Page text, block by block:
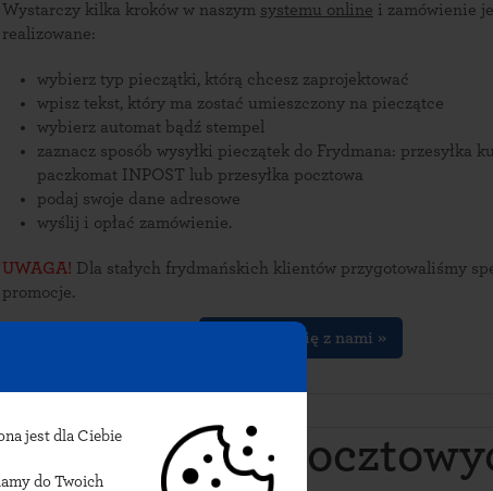
jest dla Ciebie
do Twoich
Wystarczy kilka kroków w naszym systemu online i zamówienie
realizowane:
wybierz typ pieczątki, którą chcesz zaprojektować
wpisz tekst, który ma zostać umieszczony na pieczątce
wybierz automat bądź stempel
zaznacz sposób wysyłki pieczątek do Frydmana: przesyłka
paczkomat INPOST lub przesyłka pocztowa
podaj swoje dane adresowe
wyślij i opłać zamówienie.
UWAGA! Dla stałych frydmańskich klientów przygotowaliśmy
promocje.
Skontakuj się z nami »
urzędów